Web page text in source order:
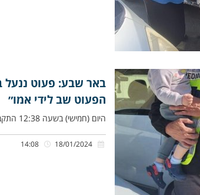
באר שבע: פעוט ננעל
הפעוט שב לידי אמו״
היום (חמישי) בשעה 12:38 התקבלה קריאה במוקד ידידים אודות פעוט כבן שנתיים שננעל בשגגה ברכב לעיני אמו, ברחוב חיל ההנדסה